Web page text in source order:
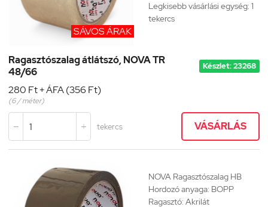
SÁVOS ÁRAK
Legkisebb vásárlási egység: 1
tekercs
Ragasztószalag átlátszó, NOVA TR
48/66
Készlet: 23268
280 Ft + ÁFA (356 Ft)
(6 / méter)
  tekercs VÁSÁRLÁS
NOVA Ragasztószalag HB
Hordozó anyaga: BOPP
Ragasztó: Akrilát